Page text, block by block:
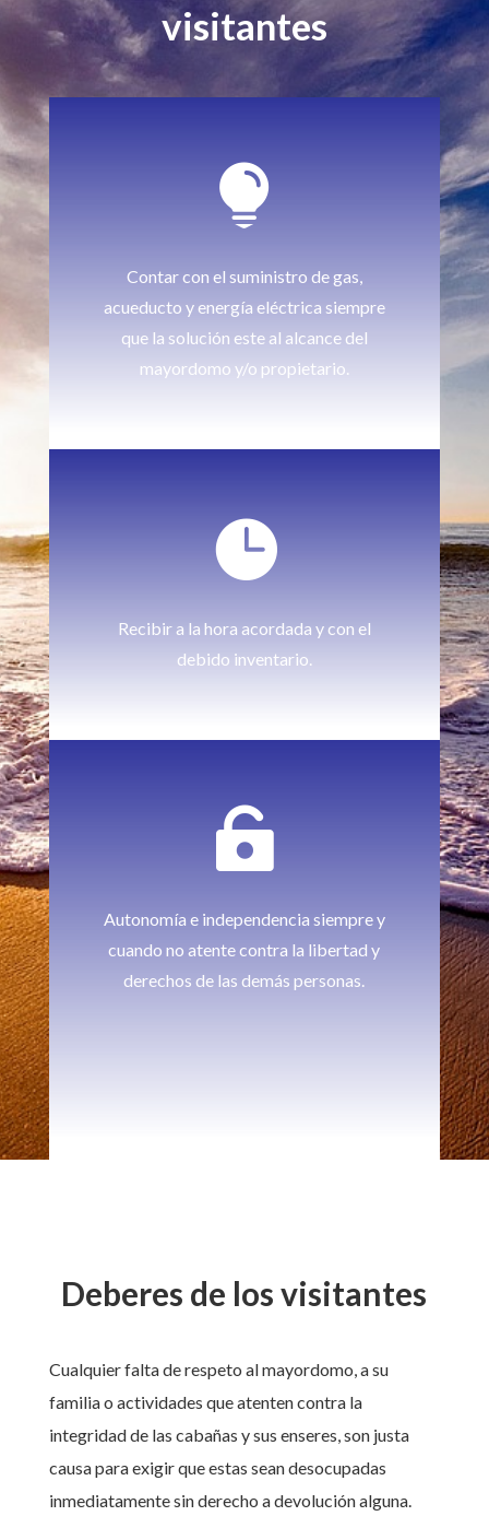
visitantes

Contar con el suministro de gas,
acueducto y energía eléctrica siempre
que la solución este al alcance del
mayordomo y/o propietario.

Recibir a la hora acordada y con el
debido inventario.

Autonomía e independencia siempre y
cuando no atente contra la libertad y
derechos de las demás personas.
Deberes de los visitantes
Cualquier falta de respeto al mayordomo, a su
familia o actividades que atenten contra la
integridad de las cabañas y sus enseres, son justa
causa para exigir que estas sean desocupadas
inmediatamente sin derecho a devolución alguna.